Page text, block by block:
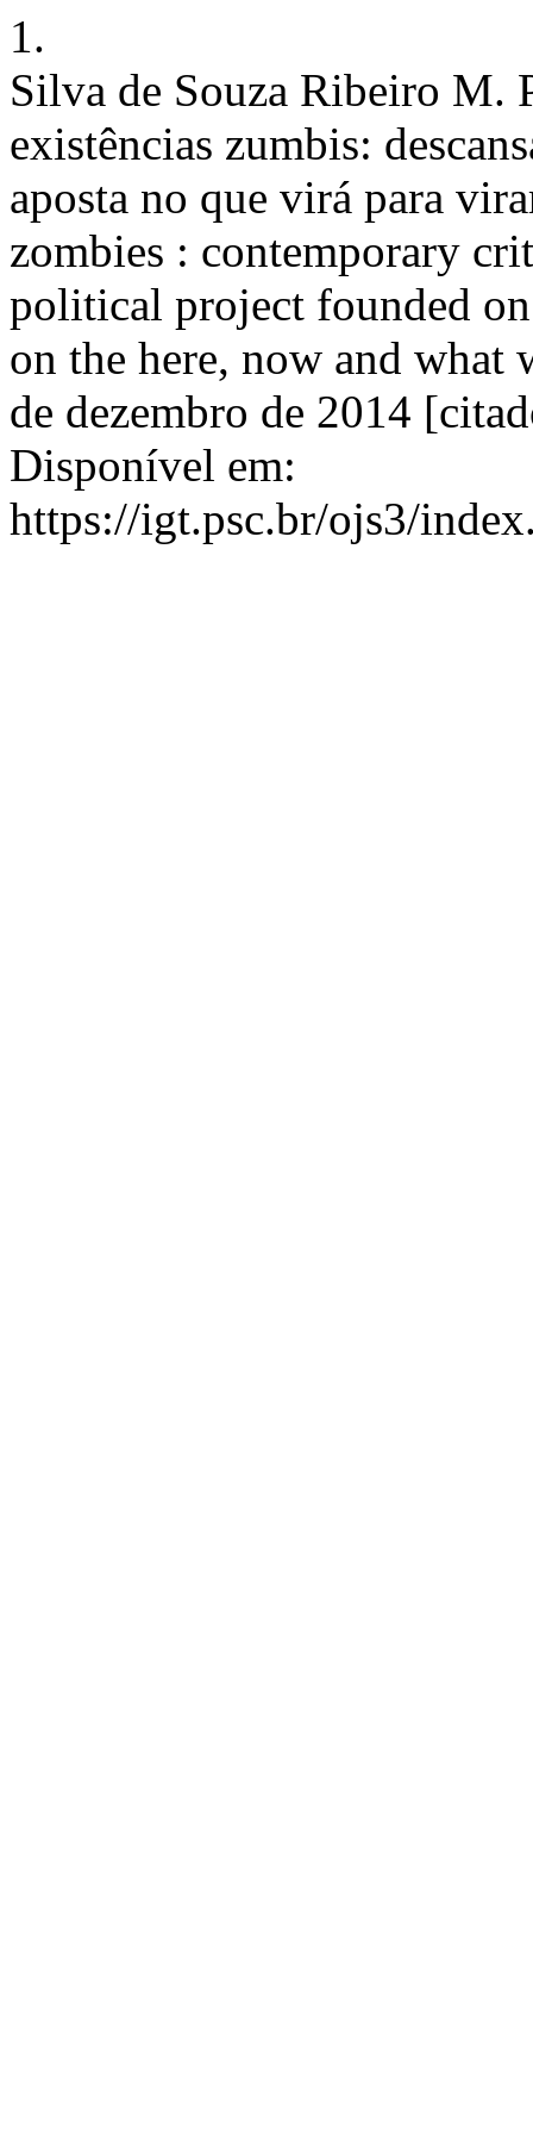
1.
Silva de Souza Ribeiro M.
existências zumbis:
aposta no que virá para
zombies : contemporary
political project founded
on the here, now and
de dezembro de 2014
Disponível em:
https://igt.psc.br/ojs3/